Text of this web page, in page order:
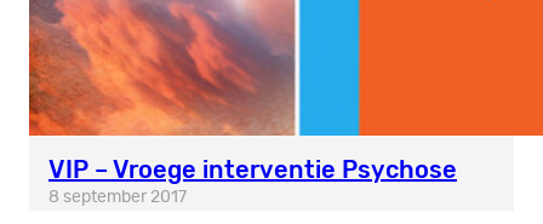
VIP – Vroege interventie Psychose
8 september 2017